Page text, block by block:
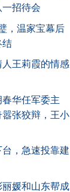
招待会
，温家宝幕后
结
王莉霞的情感
华任军委主
张狡辩，王小
，急速投靠建
媛和山东帮成